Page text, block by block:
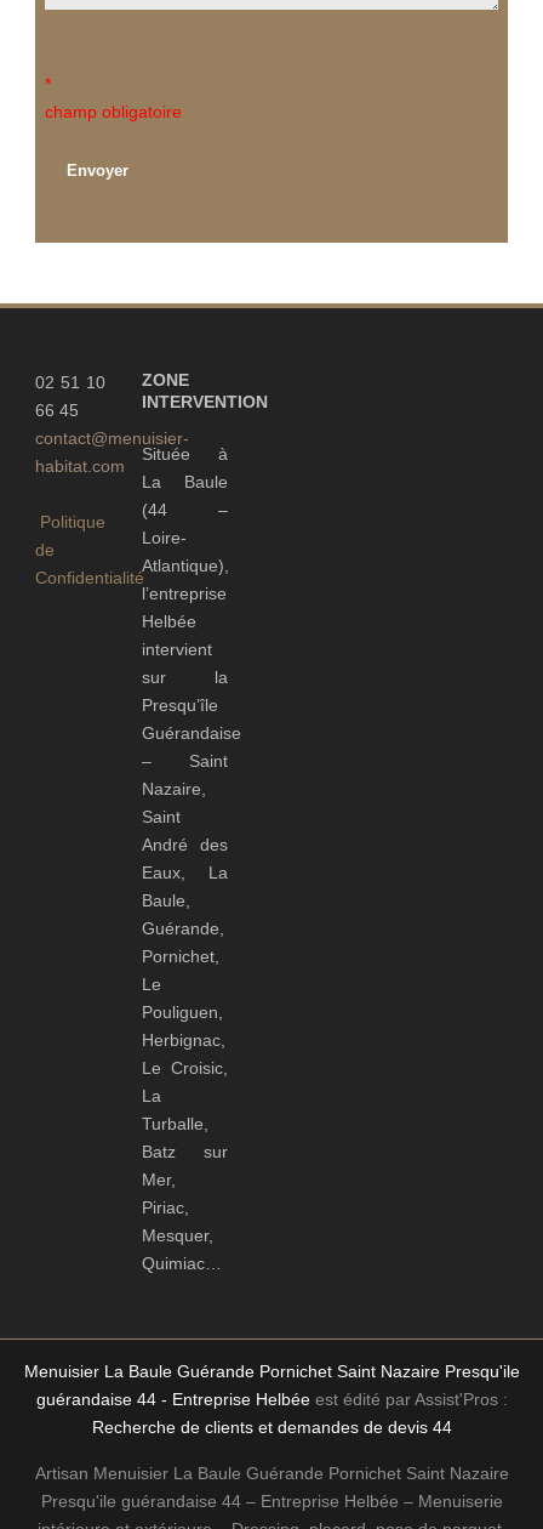
*
champ obligatoire
02 51 10
66 45
contact@menuisier-
habitat.com
Politique
de
Confidentialité
ZONE
INTERVENTION
Située à
La Baule
(44 –
Loire-
Atlantique),
l’entreprise
Helbée
intervient
sur la
Presqu’île
Guérandaise
– Saint
Nazaire,
Saint
André des
Eaux, La
Baule,
Guérande,
Pornichet,
Le
Pouliguen,
Herbignac,
Le Croisic,
La
Turballe,
Batz sur
Mer,
Piriac,
Mesquer,
Quimiac…
Menuisier La Baule Guérande Pornichet Saint Nazaire Presqu'ile
guérandaise 44 - Entreprise Helbéeest édité par Assist'Pros :
Recherche de clients et demandes de devis 44
Artisan Menuisier La Baule Guérande Pornichet Saint Nazaire
Presqu'ile guérandaise 44 – Entreprise Helbée – Menuiserie